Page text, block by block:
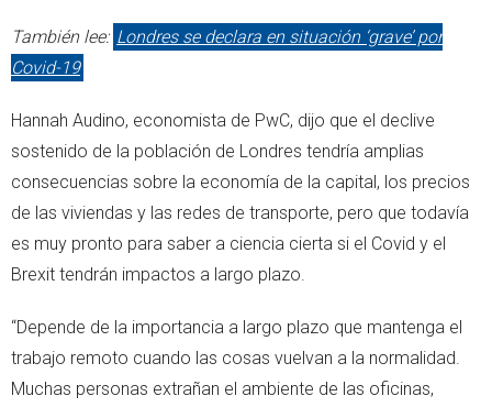
También lee: Londres se declara en situación ‘grave’ por
Covid-19
Hannah Audino, economista de PwC, dijo que el declive
sostenido de la población de Londres tendría amplias
consecuencias sobre la economía de la capital, los precios
de las viviendas y las redes de transporte, pero que todavía
es muy pronto para saber a ciencia cierta si el Covid y el
Brexit tendrán impactos a largo plazo.
“Depende de la importancia a largo plazo que mantenga el
trabajo remoto cuando las cosas vuelvan a la normalidad.
Muchas personas extrañan el ambiente de las oficinas,